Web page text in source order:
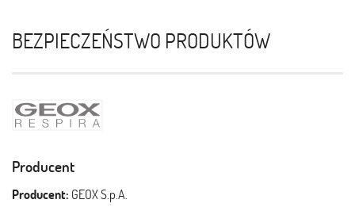
BEZPIECZEŃSTWO PRODUKTÓW
Producent
Producent: GEOX S.p.A.